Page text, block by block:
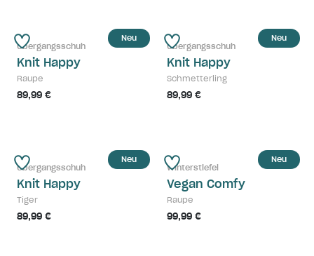
Neu
Übergangsschuh
Knit Happy
Raupe
89,99 €
Neu
Übergangsschuh
Knit Happy
Schmetterling
89,99 €
Neu
Übergangsschuh
Knit Happy
Tiger
89,99 €
Neu
Winterstiefel
Vegan Comfy
Raupe
99,99 €